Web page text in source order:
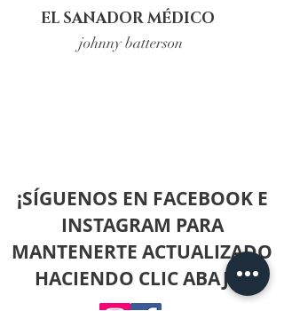
EL SANADOR MÉDICO
johnny batterson
¡SÍGUENOS EN FACEBOOK E
INSTAGRAM PARA
MANTENERTE ACTUALIZADO
HACIENDO CLIC ABAJO!